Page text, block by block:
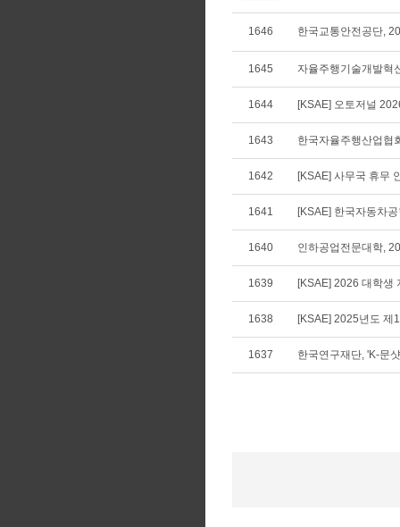
1646 한국교통안전공단,
1645 자율주행기술개발혁
1644 [KSAE] 오토저널
1643 한국자율주행산업협
1642 [KSAE] 사무국 휴무
1641 [KSAE] 한국자동차
1640 인하공업전문대학,
1639 [KSAE] 2026 대학생
1638 [KSAE] 2025년도 제
1637 한국연구재단, 'K-문